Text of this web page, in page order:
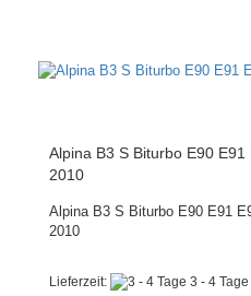
Alpina B3 S Biturbo E90
2010
Alpina B3 S Biturbo E90 E91
2010
Lieferzeit: 3 - 4 Tage